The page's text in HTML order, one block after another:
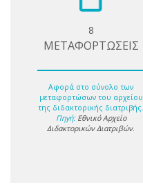
8
ΜΕΤΑΦΟΡΤΩΣΕΙΣ
Αφορά στο σύνολο των
μεταφορτώσων του αρχείου
της διδακτορικής διατριβής.
Πηγή: Εθνικό Αρχείο
Διδακτορικών Διατριβών.